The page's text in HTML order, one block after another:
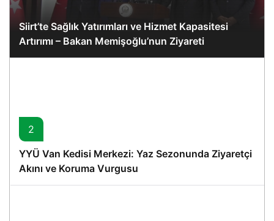
Siirt’te Sağlık Yatırımları ve Hizmet Kapasitesi
Artırımı – Bakan Memişoğlu’nun Ziyareti
2
YYÜ Van Kedisi Merkezi: Yaz Sezonunda Ziyaretçi
Akını ve Koruma Vurgusu